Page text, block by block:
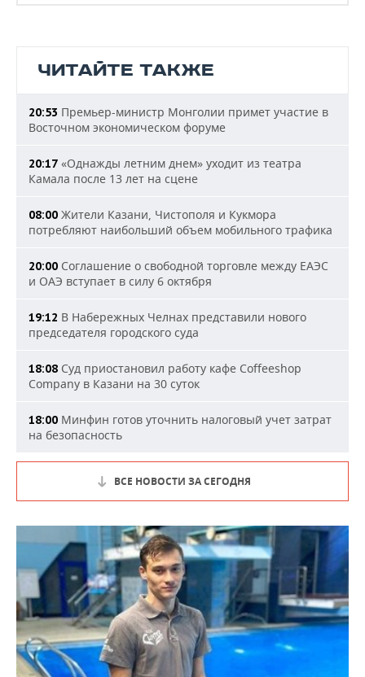
ЧИТАЙТЕ ТАКЖЕ
20:53 Премьер-министр Монголии примет участие в
Восточном экономическом форуме
20:17 «Однажды летним днем» уходит из театра
Камала после 13 лет на сцене
08:00 Жители Казани, Чистополя и Кукмора
потребляют наибольший объем мобильного трафика
20:00 Соглашение о свободной торговле между ЕАЭС
и ОАЭ вступает в силу 6 октября
19:12 В Набережных Челнах представили нового
председателя городского суда
18:08 Суд приостановил работу кафе Coffeeshop
Company в Казани на 30 суток
18:00 Минфин готов уточнить налоговый учет затрат
на безопасность
ВСЕ НОВОСТИ ЗА СЕГОДНЯ